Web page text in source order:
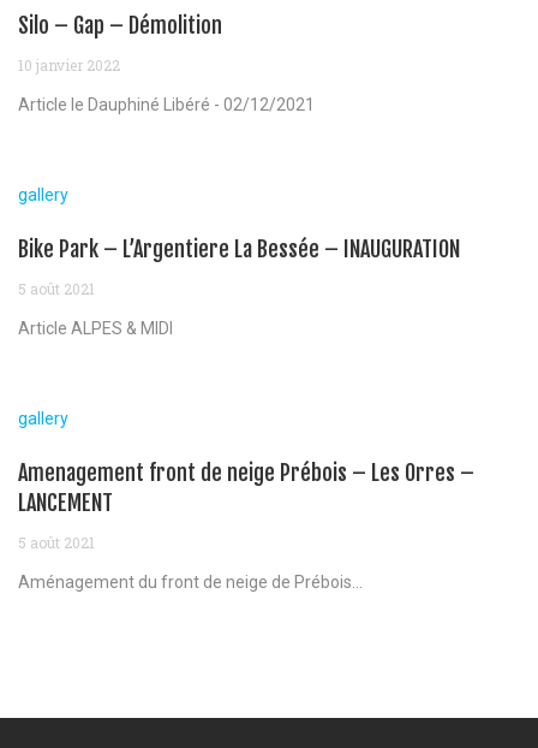
Silo – Gap – Démolition
10 janvier 2022
Article le Dauphiné Libéré - 02/12/2021
gallery
Bike Park – L’Argentiere La Bessée – INAUGURATION
5 août 2021
Article ALPES & MIDI
gallery
Amenagement front de neige Prébois – Les Orres –
LANCEMENT
5 août 2021
Aménagement du front de neige de Prébois...